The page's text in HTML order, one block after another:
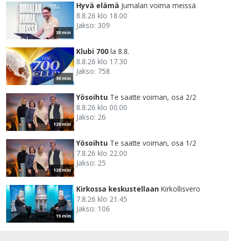
30 min
Hyvä elämä Jumalan voima meissä
8.8.26 klo 18.00
Jakso: 309
30 min
Klubi 700 la 8.8.
8.8.26 klo 17.30
Jakso: 758
120 min
Yösoihtu Te saatte voiman, osa 2/2
8.8.26 klo 00.00
Jakso: 26
120 min
Yösoihtu Te saatte voiman, osa 1/2
7.8.26 klo 22.00
Jakso: 25
15 min
Kirkossa keskustellaan Kirkollisvero
7.8.26 klo 21.45
Jakso: 106